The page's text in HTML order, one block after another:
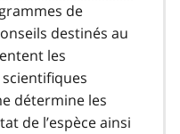
de
destinés au
les
détermine les
de l’espèce ainsi